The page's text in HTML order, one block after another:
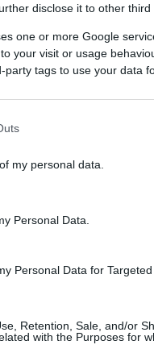
disclose it to other third
one or more Google
your visit or usage
tags to use your data
my personal data.
Personal Data.
Personal Data for Targeted
Retention, Sale, and/or
with the Purposes for
στην πραγματική ζωή:
στο χάος και τις
σύγχρονης
χωριό στα